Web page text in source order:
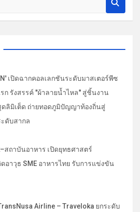
เปิดฉากคอลเลกชันระดับมาสเตอร์พีซ
ก รังสรรค์ "ผ้าลายน้ำไหล" สู่ชิ้นงาน
ลิมิเต็ด ถ่ายทอดภูมิปัญญาท้องถิ่นสู่
ดับสากล
สถาบันอาหาร เปิดยุทธศาสตร์
ดอาวุธ SME อาหารไทย รับการแข่งขัน
Airline – Traveloka ยกระดับ